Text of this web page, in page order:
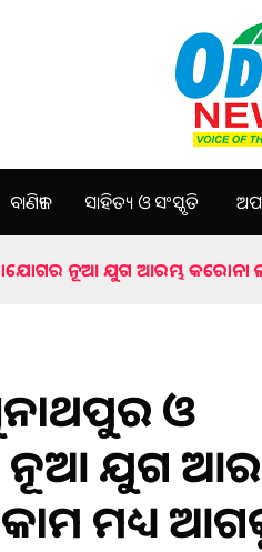
ବାଣିଜ୍ୟ ସାହିତ୍ୟ ଓ ସଂସ୍କୃତି
ନୂଆ ଯୁଗ ଆରମ୍ଭ କରୋନା
ଓ
ଯୁଗ
ମଧ୍ୟ